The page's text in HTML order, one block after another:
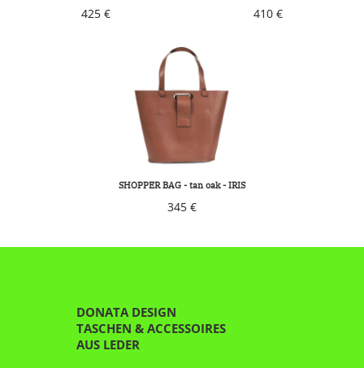
425 € 410 €
SHOPPER BAG - tan oak - IRIS
345 €
DONATA DESIGN
TASCHEN & ACCESSOIRES
AUS LEDER